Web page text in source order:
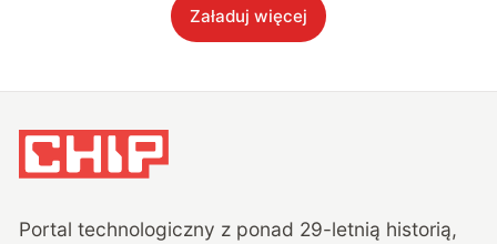
Załaduj więcej
Portal technologiczny z ponad 29-letnią historią,